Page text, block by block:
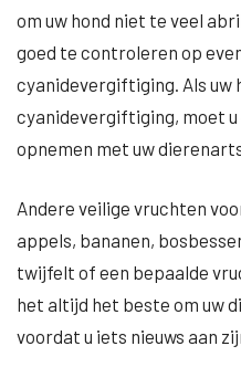
om uw hond niet te veel
goed te controleren op
cyanidevergiftiging. Als uw
cyanidevergiftiging, moet
opnemen met uw
Andere veilige vruchten
appels, bananen,
twijfelt of een bepaalde
het altijd het beste om uw
voordat u iets nieuws aan